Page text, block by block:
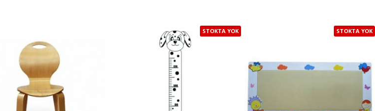
STOKTA YOK STOKTA YOK